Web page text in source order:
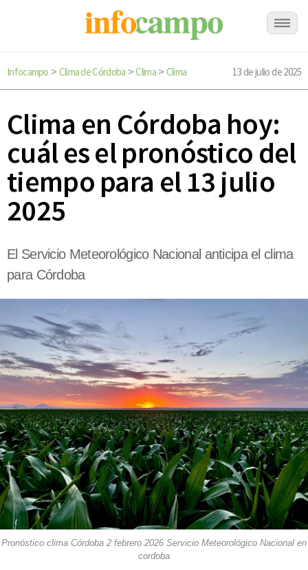
Infocampo > Clima de Córdoba >Clima> Clima 13 de julio de 2025
Clima en Córdoba hoy:
cuál es el pronóstico del
tiempo para el 13 julio
2025
El Servicio Meteorológico Nacional anticipa el clima
para Córdoba
Pronóstico clima Córdoba 2 febrero 2026 Servicio Meteorológico Nacional en
cordoba